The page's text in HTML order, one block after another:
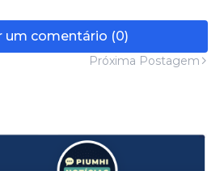
um comentário (0)
Próxima Postagem